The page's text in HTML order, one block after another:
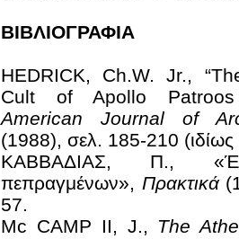
ΒΙΒΛΙΟΓΡΑΦΙΑ
HEDRICK, Ch.W. Jr.,
Cult of Apollo
American Journal of
(1988), σελ. 185-210
ΚΑΒΒΑΔΙΑΣ, Π.,
πεπραγμένων», Πρακτικά
57.
Mc CAMP II, J., The